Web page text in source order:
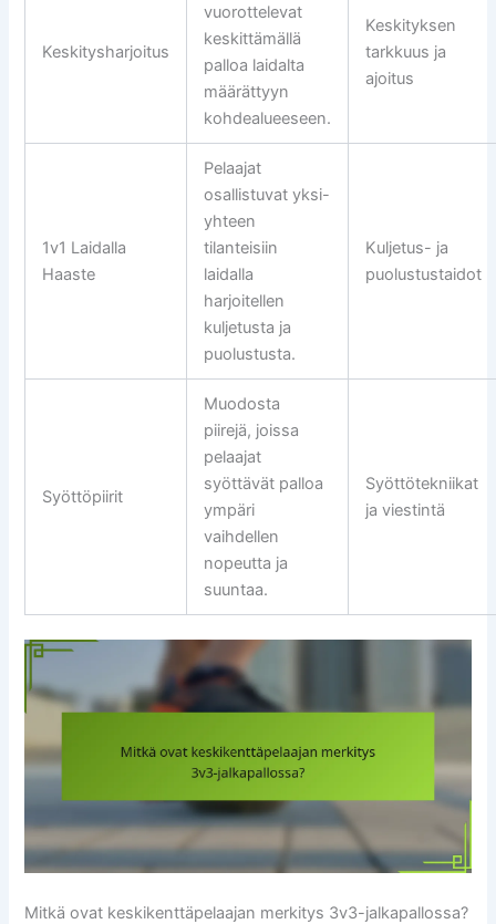
Keskitysharjoitus
vuorottelevat
keskittämällä
palloa laidalta
määrättyyn
kohdealueeseen.
Keskityksen
tarkkuus ja
ajoitus
1v1 Laidalla
Haaste
Pelaajat
osallistuvat yksi-
yhteen
tilanteisiin
laidalla
harjoitellen
kuljetusta ja
puolustusta.
Kuljetus- ja
puolustustaidot
Syöttöpiirit
Muodosta
piirejä, joissa
pelaajat
syöttävät palloa
ympäri
vaihdellen
nopeutta ja
suuntaa.
Syöttötekniikat
ja viestintä
Mitkä ovat keskikenttäpelaajan merkitys 3v3-jalkapallossa?